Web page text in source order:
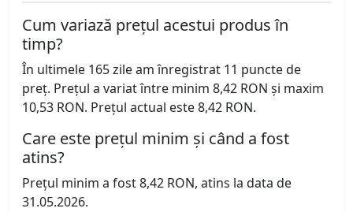
Cum variază prețul acestui produs în
timp?
În ultimele 165 zile am înregistrat 11 puncte de
preț. Prețul a variat între minim 8,42 RON și maxim
10,53 RON. Prețul actual este 8,42 RON.
Care este prețul minim și când a fost
atins?
Prețul minim a fost 8,42 RON, atins la data de
31.05.2026.